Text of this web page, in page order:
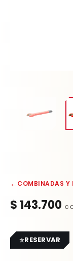
←COMBINADAS Y
$ 143.700
RESERVAR